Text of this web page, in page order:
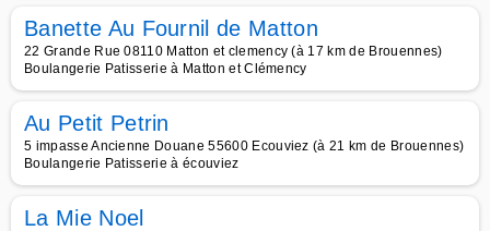
Banette Au Fournil de Matton
22 Grande Rue 08110 Matton et clemency (à 17 km de Brouennes)
Boulangerie Patisserie à Matton et Clémency
Au Petit Petrin
5 impasse Ancienne Douane 55600 Ecouviez (à 21 km de Brouennes)
Boulangerie Patisserie à écouviez
La Mie Noel